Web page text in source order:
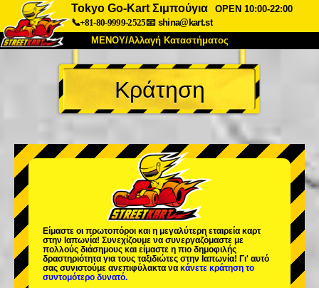
Tokyo Go-Kart Σιμπούγια
OPEN 10:00-22:00
📞+81-80-9999-2525📧 shina@kart.st
ΜΕΝΟΥ/Αλλαγή Καταστήματος
ΚΥΡΙΩΣ
Σχετικά Προδιαγραφές Τιμές
Συχνές Ερωτήσεις
Εταιρεία Κράτηση
Αλλαγή Καταστήματος
Τόκιο Σινάγαουα #1 Τόκιο Ακίχαμπαρα #1
Τόκιο Ακίχαμπαρα #2
Τόκιο Σιμπούγια Annex Τόκιο Κόλπος
Τόκιο Ασακούσα Οσάκα
Κράτηση
Είμαστε οι πρωτοπόροι και η μεγαλύτερη εταιρεία καρτ
στην Ιαπωνία! Συνεχίζουμε να συνεργαζόμαστε με
πολλούς διάσημους και είμαστε η πιο δημοφιλής
δραστηριότητα για τους ταξιδιώτες στην Ιαπωνία! Γι' αυτό
σας συνιστούμε ανεπιφύλακτα να κάνετε κράτηση το
συντομότερο δυνατό.